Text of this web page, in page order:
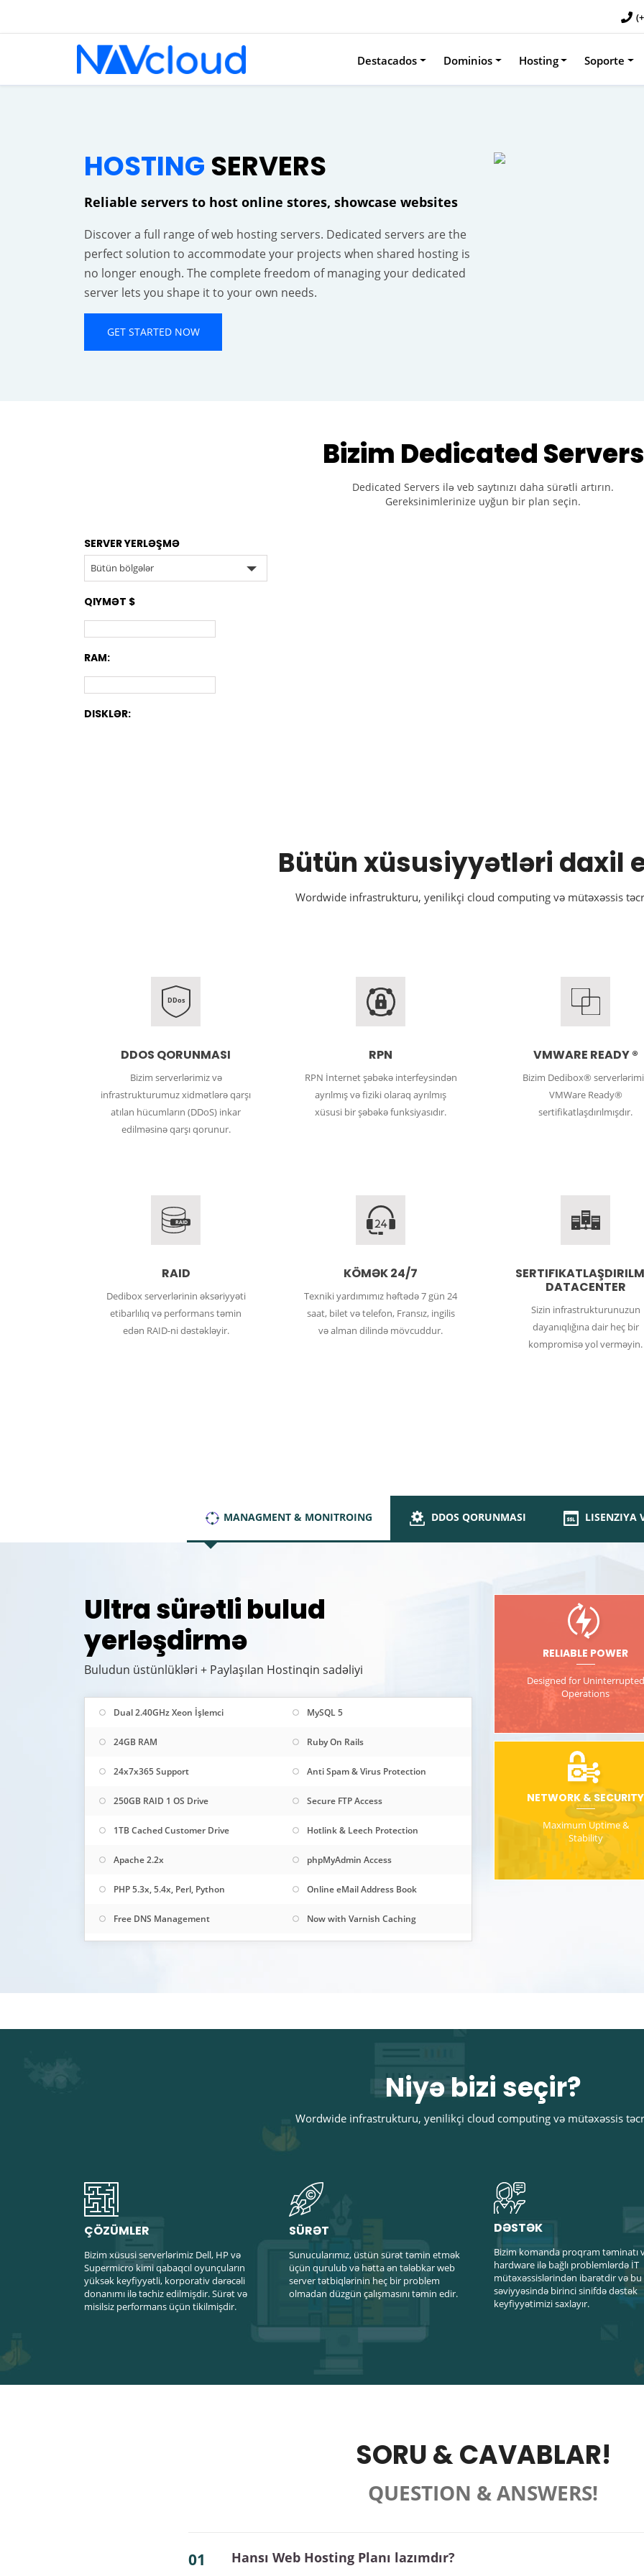
Destacados Dominios Hosting Soporte
HOSTING SERVERS
Reliable servers to host online stores, showcase websites
Discover a full range of web hosting servers. Dedicated servers are the
perfect solution to accommodate your projects when shared hosting is
no longer enough. The complete freedom of managing your dedicated
server lets you shape it to your own needs.
GET STARTED NOW
Bizim Dedicated Servers
Dedicated Servers ilə veb saytınızı daha sürətli artırın.
Gereksinimlerinize uyğun bir plan seçin.
SERVER YERLƏŞMƏ
Bütün bölgələr
QIYMƏT $
RAM:
DISKLƏR:
Bütün xüsusiyyətləri daxil
Wordwide infrastrukturu, yenilikçi cloud computing və mütəxəssis
DDos
DDOS QORUNMASI
Bizim serverlərimiz və
infrastrukturumuz xidmətlərə qarşı
atılan hücumların (DDoS) inkar
edilməsinə qarşı qorunur.
RPN
RPN İnternet şəbəkə interfeysindən
ayrılmış və fiziki olaraq ayrılmış
xüsusi bir şəbəkə funksiyasıdır.
VMWARE READY ®
Bizim Dedibox®
VMWare Ready®
sertifikatlaşdırılmışdır.
RAID
RAID
Dedibox serverlərinin əksəriyyəti
etibarlılıq və performans təmin
edən RAID-ni dəstəkləyir.
KÖMƏK 24/7
Texniki yardımımız həftədə 7 gün 24
saat, bilet və telefon, Fransız, ingilis
və alman dilində mövcuddur.
DATACENTER
Sizin infrastrukturunuzun
dayanıqlığına dair heç bir
kompromisə yol verməyin.
MANAGMENT & MONITROING DDOS QORUNMASI LISENZIYA
Ultra sürətli bulud
yerləşdirmə
Buludun üstünlükləri + Paylaşılan Hostinqin sadəliyi
Dual 2.40GHz Xeon İşlemci
24GB RAM
24x7x365 Support
250GB RAID 1 OS Drive
1TB Cached Customer Drive
Apache 2.2x
PHP 5.3x, 5.4x, Perl, Python
Free DNS Management
MySQL 5
Ruby On Rails
Anti Spam & Virus Protection
Secure FTP Access
Hotlink & Leech Protection
phpMyAdmin Access
Online eMail Address Book
Now with Varnish Caching
RELIABLE POWER
Designed for Uninterrupted
Operations
NETWORK & SECURITY
Maximum Uptime &
Stability
Niyə bizi seçir?
Wordwide infrastrukturu, yenilikçi cloud computing və mütəxəssis
ÇÖZÜMLER
Bizim xüsusi serverlərimiz Dell, HP və
Supermicro kimi qabaqcıl oyunçuların
yüksək keyfiyyətli, korporativ dərəcəli
donanımı ilə təchiz edilmişdir. Sürət və
misilsiz performans üçün tikilmişdir.
SÜRƏT
Sunucularımız, üstün sürət təmin etmək
üçün qurulub və hətta ən tələbkar web
server tətbiqlərinin heç bir problem
olmadan düzgün çalışmasını təmin edir.
DƏSTƏK
Bizim komanda proqram təminatı
hardware ilə bağlı problemlərdə İT
mütəxəssislərindən ibarətdir və
səviyyəsində birinci sinifdə dəstək
keyfiyyətimizi saxlayır.
SORU & CAVABLAR!
QUESTION & ANSWERS!
01 Hansı Web Hosting Planı lazımdır?